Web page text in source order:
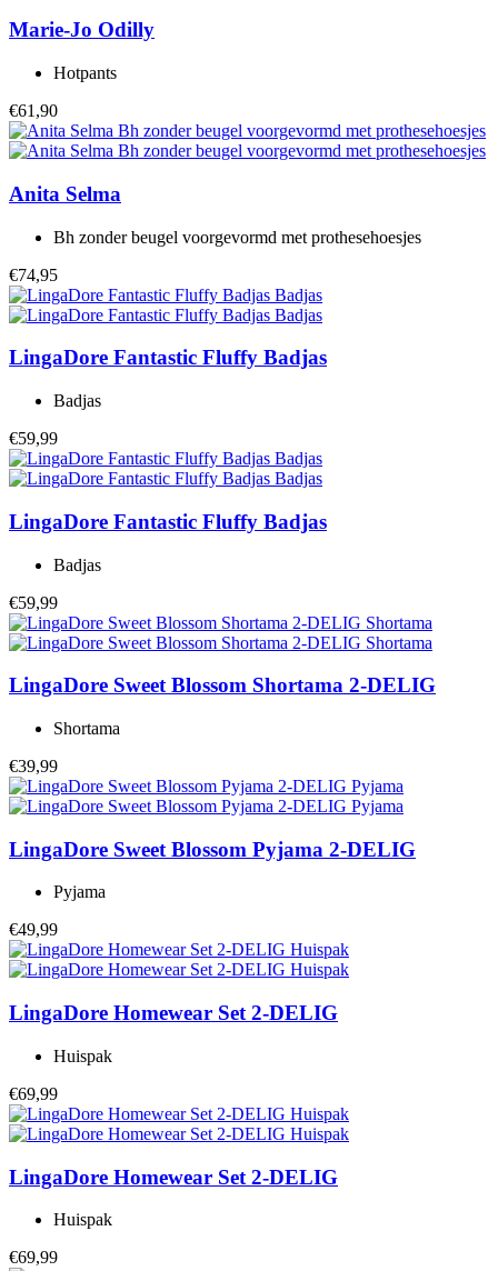
Marie-Jo Odilly
Hotpants
€61,90
Anita Selma
Bh zonder beugel voorgevormd met prothesehoesjes
€74,95
LingaDore Fantastic Fluffy Badjas
Badjas
€59,99
LingaDore Fantastic Fluffy Badjas
Badjas
€59,99
LingaDore Sweet Blossom Shortama 2-DELIG
Shortama
€39,99
LingaDore Sweet Blossom Pyjama 2-DELIG
Pyjama
€49,99
LingaDore Homewear Set 2-DELIG
Huispak
€69,99
LingaDore Homewear Set 2-DELIG
Huispak
€69,99